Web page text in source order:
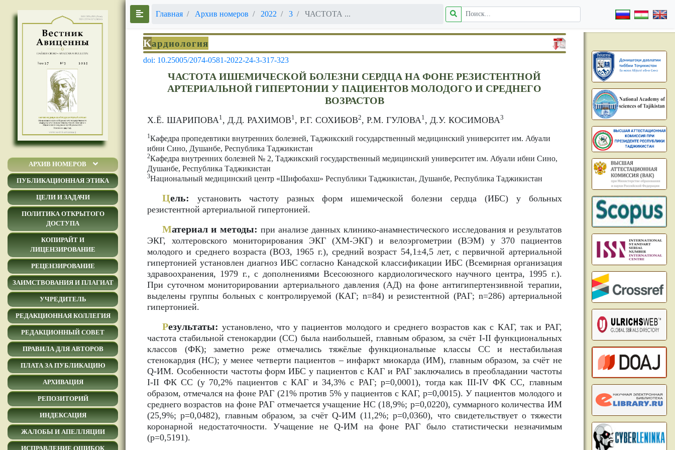
АРХИВ НОМЕРОВ
ПУБЛИКАЦИОННАЯ ЭТИКА
ЦЕЛИ И ЗАДАЧИ
ПОЛИТИКА ОТКРЫТОГО
ДОСТУПА
КОПИРАЙТ И
ЛИЦЕНЗИРОВАНИЕ
РЕЦЕНЗИРОВАНИЕ
ЗАИМСТВОВАНИЯ И ПЛАГИАТ
УЧРЕДИТЕЛЬ
РЕДАКЦИОННАЯ КОЛЛЕГИЯ
РЕДАКЦИОННЫЙ СОВЕТ
ПРАВИЛА ДЛЯ АВТОРОВ
ПЛАТА ЗА ПУБЛИКАЦИЮ
АРХИВАЦИЯ
РЕПОЗИТОРИЙ
ИНДЕКСАЦИЯ
ЖАЛОБЫ И АПЕЛЛЯЦИИ
ИСПРАВЛЕНИЕ ОШИБОК
Главная Архив номеров 2022 3 ЧАСТОТА ...
Кардиология
doi: 10.25005/2074-0581-2022-24-3-317-323
ЧАСТОТА ИШЕМИЧЕСКОЙ БОЛЕЗНИ СЕРДЦА НА ФОНЕ РЕЗИСТЕНТНОЙ
АРТЕРИАЛЬНОЙ ГИПЕРТОНИИ У ПАЦИЕНТОВ МОЛОДОГО И СРЕДНЕГО
ВОЗРАСТОВ
Х.Ё. ШАРИПОВА 1, Д.Д. РАХИМОВ1, Р.Г. СОХИБОВ2, Р.М. ГУЛОВА 1, Д.У. КОСИМОВА3
1Кафедра пропедевтики внутренних болезней, Таджикский государственный медицинский университет им. Абуали
ибни Сино, Душанбе, Республика Таджикистан
2Кафедра внутренних болезней № 2, Таджикский государственный медицинский университет им. Абуали ибни Сино,
Душанбе, Республика Таджикистан
3Национальный медицинский центр «Шифобахш» Республики Таджикистан, Душанбе, Республика Таджикистан
Цель: установить частоту разных форм ишемической болезни сердца (ИБС) у больных
резистентной артериальной гипертонией.
Материал и методы: при анализе данных клинико-анамнестического исследования и результатов
ЭКГ, холтеровского мониторирования ЭКГ (ХМ-ЭКГ) и велоэргометрии (ВЭМ) у 370 пациентов
молодого и среднего возраста (ВОЗ, 1965 г.), средний возраст 54,1±4,5 лет, с первичной артериальной
гипертонией установлен диагноз ИБС согласно Канадской классификации ИБС (Всемирная организация
здравоохранения, 1979 г., с дополнениями Всесоюзного кардиологического научного центра, 1995 г.).
При суточном мониторировании артериального давления (АД) на фоне антигипертензивной терапии,
выделены группы больных с контролируемой (КАГ; n=84) и резистентной (РАГ; n=286) артериальной
гипертонией.
Результаты: установлено, что у пациентов молодого и среднего возрастов как с КАГ, так и РАГ,
частота стабильной стенокардии (СС) была наибольшей, главным образом, за счёт I-II функциональных
классов (ФК); заметно реже отмечались тяжёлые функциональные классы СС и нестабильная
стенокардия (НС); у менее четверти пациентов – инфаркт миокарда (ИМ), главным образом, за счёт не
Q-ИМ. Особенности частоты форм ИБС у пациентов с КАГ и РАГ заключались в преобладании частоты
I-II ФК СС (у 70,2% пациентов с КАГ и 34,3% с РАГ; р=0,0001), тогда как III-IV ФК СС, главным
образом, отмечался на фоне РАГ (21% против 5% у пациентов с КАГ, р=0,0015). У пациентов молодого и
среднего возрастов на фоне РАГ отмечается учащение НС (18,9%; р=0,0220), суммарного количества ИМ
(25,9%; р=0,0482), главным образом, за счёт Q-ИМ (11,2%; р=0,0360), что свидетельствует о тяжести
коронарной недостаточности. Учащение не Q-ИМ на фоне РАГ было статистически незначимым
(р=0,5191).